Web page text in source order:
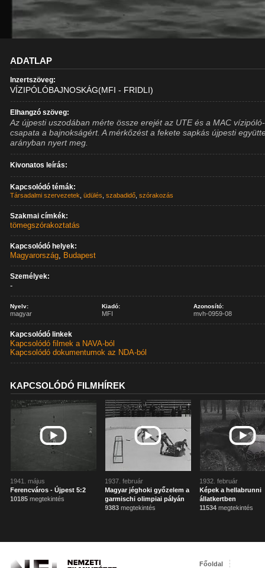
ADATLAP
Inzertszöveg:
VÍZIPÓLÓBAJNOSKÁG(MFI - FRIDLI)
Elhangzó szöveg:
Az újpesti uszodában mérte össze erejét az UTE és a MAC vízipóló-
csapata a bajnokságért. A mérkőzést a fekete sapkás újpesti
arányban nyert meg.
Kivonatos leírás:
Kapcsolódó témák:
Társadalmi szervezetek ,üdülés ,szabadidő ,szórakozás
Szakmai címkék:
tömegszórakoztatás
Kapcsolódó helyek:
Magyarország, Budapest
Személyek:
-
Nyelv:
magyar
Kiadó:
MFI
Azonosító:
mvh-0959-08
Kapcsolódó linkek
Kapcsolódó filmek a NAVA-ból
Kapcsolódó dokumentumok az NDA-ból
KAPCSOLÓDÓ FILMHÍREK
1941. május
Ferencváros - Újpest 5:2
10185 megtekintés
1937. február
Magyar jéghoki győzelem a
garmischi olimpiai pályán
9383 megtekintés
1932. február
Képek a hellabrunni
állatkertben
11534 megtekintés
Főoldal